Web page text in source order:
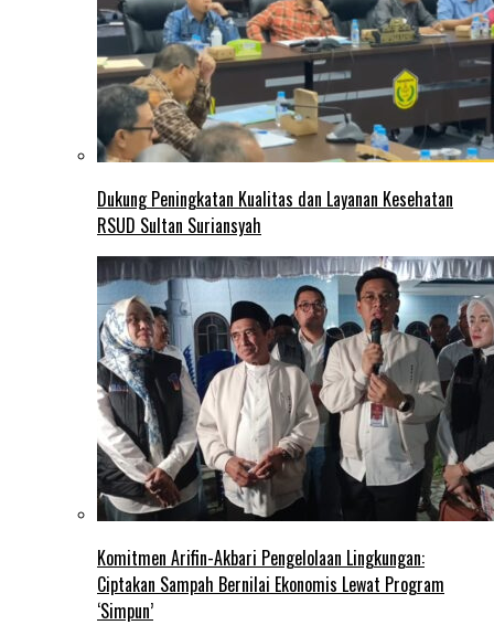
Dukung Peningkatan Kualitas dan Layanan Kesehatan
RSUD Sultan Suriansyah
Komitmen Arifin-Akbari Pengelolaan Lingkungan:
Ciptakan Sampah Bernilai Ekonomis Lewat Program
‘Simpun’